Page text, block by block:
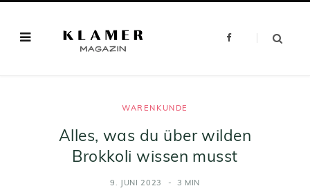
F
WARENKUNDE
Alles, was du über wilden
Brokkoli wissen musst
9. JUNI 2023 3 MIN